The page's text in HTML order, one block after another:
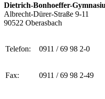
Dietrich-Bonhoeffer-
Albrecht-Dürer-Straße 9-11
90522 Oberasbach
Telefon: 0911 / 69 98 2-0
Fax: 0911 / 69 98 2-49